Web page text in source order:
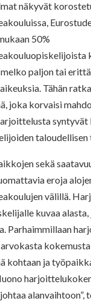
näkyvät
50%
paljon tai
Tähän
joka korvaisi
syntyvät
taloudellisen
sekä
eroja
välillä.
kuvaa alasta,
Parhaimmillaan
kohtaan ja
alanvaihtoon”,